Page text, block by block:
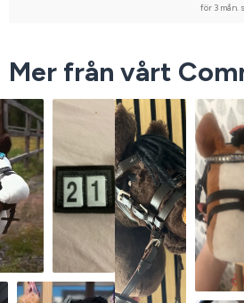
för 3 mån.
Mer från vårt